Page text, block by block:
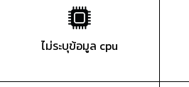
ไม่ระบุข้อมูล cpu